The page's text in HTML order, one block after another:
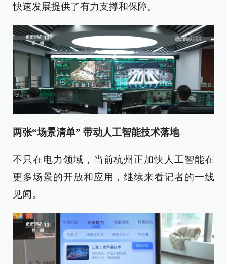
快速发展提供了有力支撑和保障。
两张“场景清单” 带动人工智能技术落地
不只在电力领域，当前杭州正加快人工智能在
更多场景的开放和应用，继续来看记者的一线
见闻。